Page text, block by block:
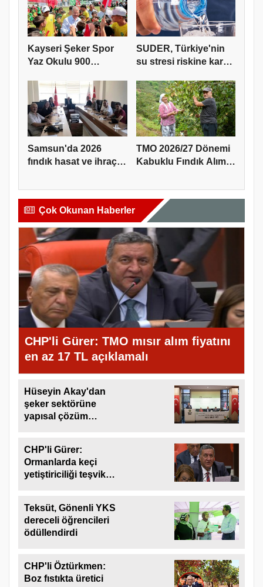
Kayseri Şeker Spor
Yaz Okulu 900
SUDER, Türkiye'nin
su stresi riskine karşı
Samsun'da 2026
fındık hasat ve ihraç
TMO 2026/27 Dönemi
Kabuklu Fındık Alım
Çok Okunan Haberler
CHP'li Gürer: TMO mısır alım fiyatını
en az 17 TL açıklamalı
Hüseyin Akay'dan
şeker sektörüne
yapısal çözüm
CHP'li Gürer:
Ormanlarda keçi
yetiştiriciliği teşvik
Teksüt, Gönenli YKS
dereceli öğrencileri
ödüllendirdi
CHP'li Öztürkmen:
Boz fıstıkta üretici